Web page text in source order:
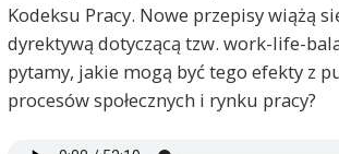
Kodeksu Pracy. Nowe przepisy wiążą
dyrektywą dotyczącą tzw. work-life-
pytamy, jakie mogą być tego efekty z
procesów społecznych i rynku pracy?